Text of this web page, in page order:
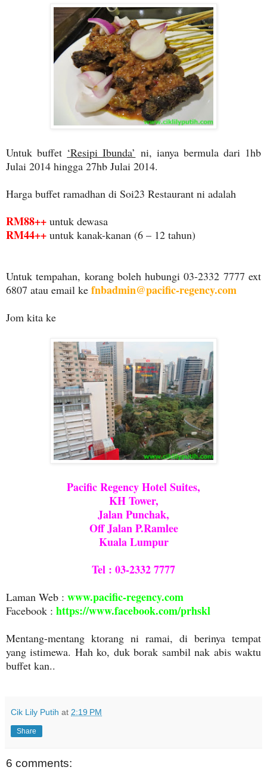
Untuk buffet ‘Resipi Ibunda’ ni, ianya bermula dari 1hb
Julai 2014 hingga 27hb Julai 2014.
Harga buffet ramadhan di Soi23 Restaurant ni adalah
RM88++ untuk dewasa
RM44++ untuk kanak-kanan (6 – 12 tahun)
Untuk tempahan, korang boleh hubungi 03-2332 7777 ext
6807 atau email ke fnbadmin@pacific-regency.com
Jom kita ke
Pacific Regency Hotel Suites,
KH Tower,
Jalan Punchak,
Off Jalan P.Ramlee
Kuala Lumpur
Tel : 03-2332 7777
Laman Web : www.pacific-regency.com
Facebook : https://www.facebook.com/prhskl
Mentang-mentang ktorang ni ramai, di berinya tempat
yang istimewa. Hah ko, duk borak sambil nak abis waktu
buffet kan..
Cik Lily Putih at 2:19 PM
Share
6 comments: